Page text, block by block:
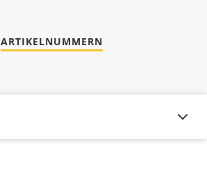
ARTIKELNUMMERN